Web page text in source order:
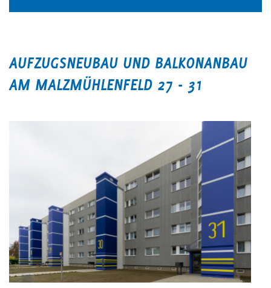
AUFZUGSNEUBAU UND BALKONANBAU
AM MALZMÜHLENFELD 27 - 31